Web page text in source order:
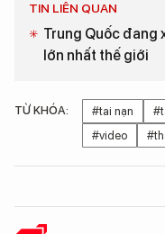
TIN LIÊN QUAN
Trung Quốc đang
lớn nhất thế giới
TỪ KHÓA: #tai nạn
#video